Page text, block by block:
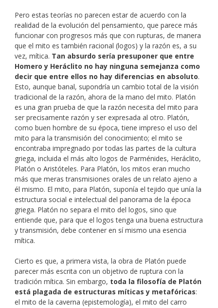
Pero estas teorías no parecen estar de acuerdo con la
realidad de la evolución del pensamiento, que parece más
funcionar con progresos más que con rupturas, de manera
que el mito es también racional (logos) y la razón es, a su
vez, mítica. Tan absurdo sería presuponer que entre
Homero y Heráclito no hay ninguna semejanza como
decir que entre ellos no hay diferencias en absoluto.
Esto, aunque banal, supondría un cambio total de la visión
tradicional de la razón, ahora de la mano del mito. Platón
es una gran prueba de que la razón necesita del mito para
ser precisamente razón y ser expresada al otro. Platón,
como buen hombre de su época, tiene impreso el uso del
mito para la transmisión del conocimiento; el mito se
encontraba impregnado por todas las partes de la cultura
griega, incluida el más alto logos de Parménides, Heráclito,
Platón o Aristóteles. Para Platón, los mitos eran mucho
más que meras transmisiones orales de un relato ajeno a
él mismo. El mito, para Platón, suponía el tejido que unía la
estructura social e intelectual del panorama de la época
griega. Platón no separa el mito del logos, sino que
entiende que, para que el logos tenga una buena estructura
y transmisión, debe contener en sí mismo una esencia
mítica.
Cierto es que, a primera vista, la obra de Platón puede
parecer más escrita con un objetivo de ruptura con la
tradición mítica. Sin embargo, toda la filosofía de Platón
está plagada de estructuras míticas y metafóricas:
el mito de la caverna (epistemología), el mito del carro